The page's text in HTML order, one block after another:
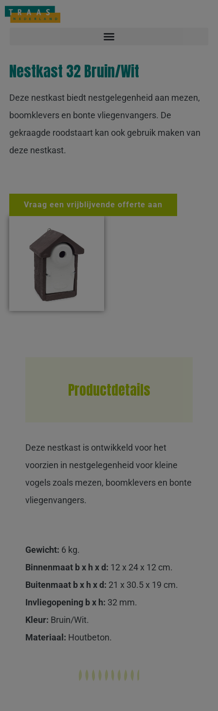
Overlast melden: 088-2212122
Nestkast 32 Bruin/Wit
Deze nestkast biedt nestgelegenheid aan mezen,
boomklevers en bonte vliegenvangers. De
gekraagde roodstaart kan ook gebruik maken van
deze nestkast.
Vraag een vrijblijvende offerte aan
Productdetails
Deze nestkast is ontwikkeld voor het
voorzien in nestgelegenheid voor kleine
vogels zoals mezen, boomklevers en bonte
vliegenvangers.
Gewicht: 6 kg.
Binnenmaat b x h x d: 12 x 24 x 12 cm.
Buitenmaat b x h x d: 21 x 30.5 x 19 cm.
Invliegopening b x h: 32 mm.
Kleur: Bruin/Wit.
Materiaal: Houtbeton.